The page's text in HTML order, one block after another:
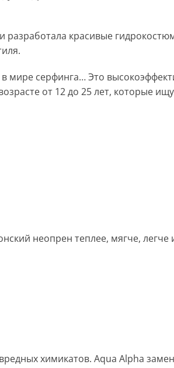
красивые
серфинга… Это
от 12 до 25 лет, которые
неопрен теплее, мягче,
химикатов. Aqua Alpha